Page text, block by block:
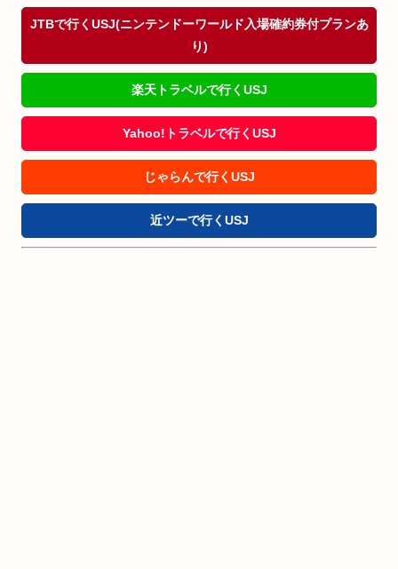
JTBで行くUSJ(ニンテンドーワールド入場確約券付プランあ
り)
楽天トラベルで行くUSJ
Yahoo!トラベルで行くUSJ
じゃらんで行くUSJ
近ツーで行くUSJ